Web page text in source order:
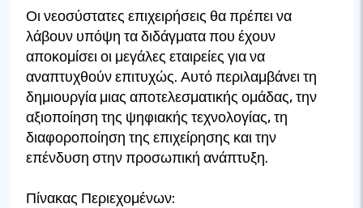
Οι νεοσύστατες επιχειρήσεις θα πρέπει να
λάβουν υπόψη τα διδάγματα που έχουν
αποκομίσει οι μεγάλες εταιρείες για να
αναπτυχθούν επιτυχώς. Αυτό περιλαμβάνει τη
δημιουργία μιας αποτελεσματικής ομάδας, την
αξιοποίηση της ψηφιακής τεχνολογίας, τη
διαφοροποίηση της επιχείρησης και την
επένδυση στην προσωπική ανάπτυξη.
Πίνακας Περιεχομένων: